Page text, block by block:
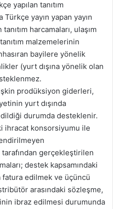
yapılan tanıtım
Türkçe yayın yapan yayın
harcamaları, ulaşım
malzemelerinin
bayilere yönelik
(yurt dışına yönelik olan
prodüksiyon giderleri,
yurt dışında
durumda desteklenir.
ihracat konsorsiyumu ile
gerçekleştirilen
destek kapsamındaki
edilmek ve üçüncü
arasındaki sözleşme,
ibraz edilmesi durumunda